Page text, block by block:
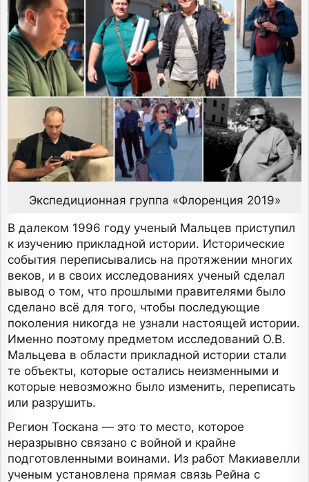
Экспедиционная группа «Флоренция 2019»
В далеком 1996 году ученый Мальцев приступил
к изучению прикладной истории. Исторические
события переписывались на протяжении многих
веков, и в своих исследованиях ученый сделал
вывод о том, что прошлыми правителями было
сделано всё для того, чтобы последующие
поколения никогда не узнали настоящей истории.
Именно поэтому предметом исследований О.В.
Мальцева в области прикладной истории стали
те объекты, которые остались неизменными и
которые невозможно было изменить, переписать
или разрушить.
Регион Тоскана — это то место, которое
неразрывно связано с войной и крайне
подготовленными воинами. Из работ Макиавелли
ученым установлена прямая связь Рейна с